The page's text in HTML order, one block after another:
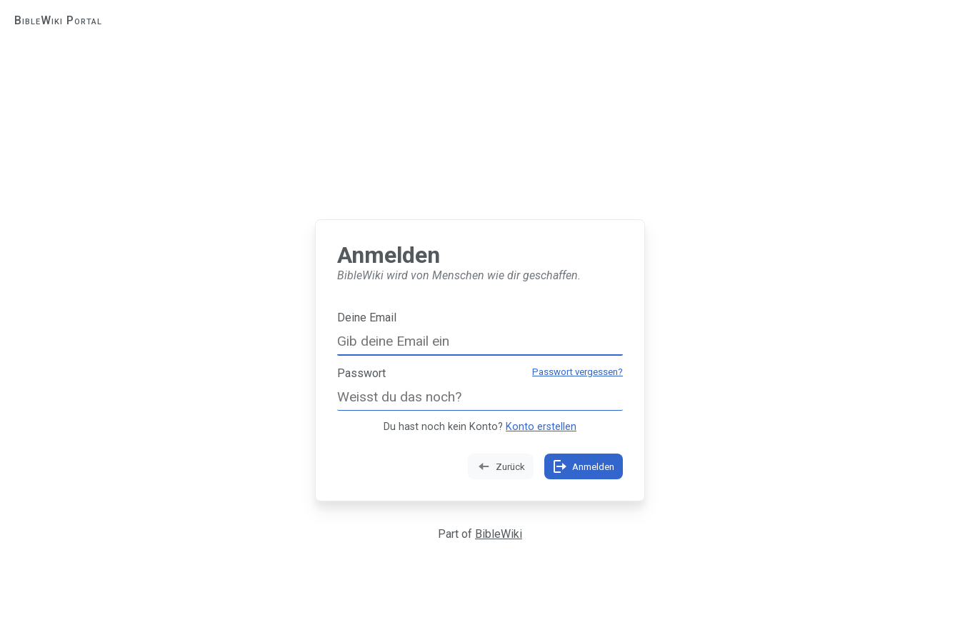
BibleWiki Portal
Anmelden
BibleWiki wird von Menschen wie dir geschaffen.
Deine Email
Passwort Passwort vergessen?
Du hast noch kein Konto? Konto erstellen
Anmelden
Zurück
Part of BibleWiki